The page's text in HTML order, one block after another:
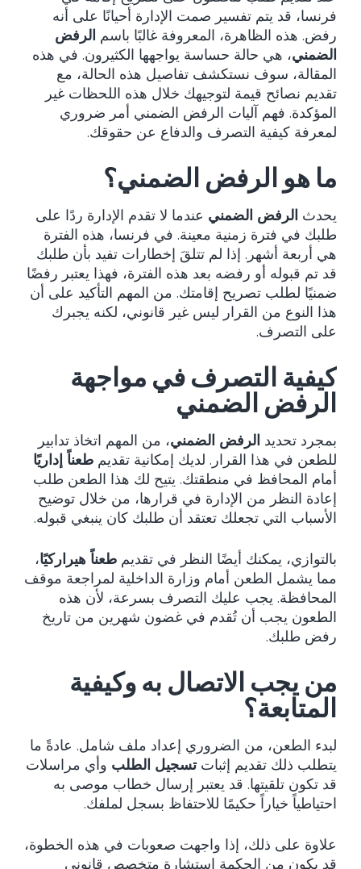
فرنسا، قد يتم تفسير صمت الإدارة أحيانًا على أنه
رفض. هذه الظاهرة، المعروفة غالبًا باسم الرفض
الضمني، هي حالة حساسة يواجهها الكثيرون. في هذه
المقالة، سوف نستكشف تفاصيل هذه الحالة، مع
تقديم نصائح قيمة لتوجيهك خلال هذه اللحظات غير
المؤكدة. فهم آليات الرفض الضمني أمر ضروري
لمعرفة كيفية التصرف والدفاع عن حقوقك.
ما هو الرفض الضمني؟
يحدث الرفض الضمني عندما لا تقدم الإدارة ردًا على
طلبك في فترة زمنية معينة. في فرنسا، هذه الفترة
هي أربعة أشهر. إذا لم تتلقَ إخطارات تفيد بأن طلبك
قد تم قبوله أو رفضه بعد هذه الفترة، فهذا يعتبر رفضًا
ضمنيًا لطلب تصريح إقامتك. من المهم التأكيد على أن
هذا النوع من القرار ليس غير قانوني، لكنه يجبرك
على التصرف.
كيفية التصرف في مواجهة
الرفض الضمني
بمجرد تحديد الرفض الضمني، من المهم اتخاذ تدابير
للطعن في هذا القرار. لديك إمكانية تقديم طعناً إداريًا
أمام المحافظ في منطقتك. يتيح لك هذا الطعن طلب
إعادة النظر من الإدارة في قرارها، من خلال توضيح
الأسباب التي تجعلك تعتقد أن طلبك كان ينبغي قبوله.
بالتوازي، يمكنك أيضًا النظر في تقديم طعناً هيراركيًا،
مما يشمل الطعن أمام وزارة الداخلية لمراجعة موقف
المحافظة. يجب عليك التصرف بسرعة، لأن هذه
الطعون يجب أن تُقدم في غضون شهرين من تاريخ
رفض طلبك.
من يجب الاتصال به وكيفية
المتابعة؟
لبدء الطعن، من الضروري إعداد ملف شامل. عادةً ما
يتطلب ذلك تقديم إثباتتسجيل الطلب وأي مراسلات
قد تكون تلقيتها. قد يعتبر إرسال خطاب موصى به
احتياطياً خياراً حكيمًا للاحتفاظ بسجل لملفك.
علاوة على ذلك، إذا واجهت صعوبات في هذه الخطوة،
قد يكون من الحكمة استشارة متخصص قانوني